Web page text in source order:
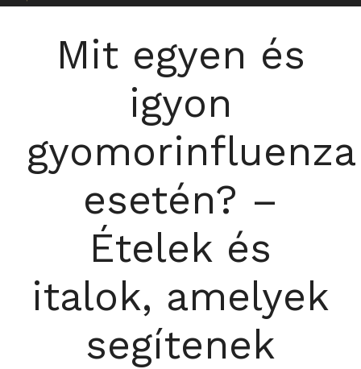
Mit egyen és
igyon
gyomorinfluenza
esetén? –
Ételek és
italok, amelyek
segítenek